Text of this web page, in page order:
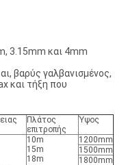
3.15mm και 4mm
βαρύς γαλβανισμένος,
και τήξη που
Πλάτος
επιτροπής
Ύψος
10m
15m
18m
1200mm
1500mm
1800mm